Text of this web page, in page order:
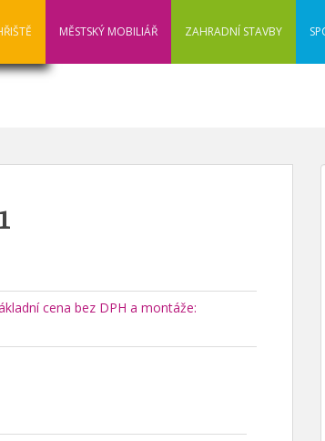
MĚSTSKÝ MOBILIÁŘ ZAHRADNÍ STAVBY
cena bez DPH a montáže: